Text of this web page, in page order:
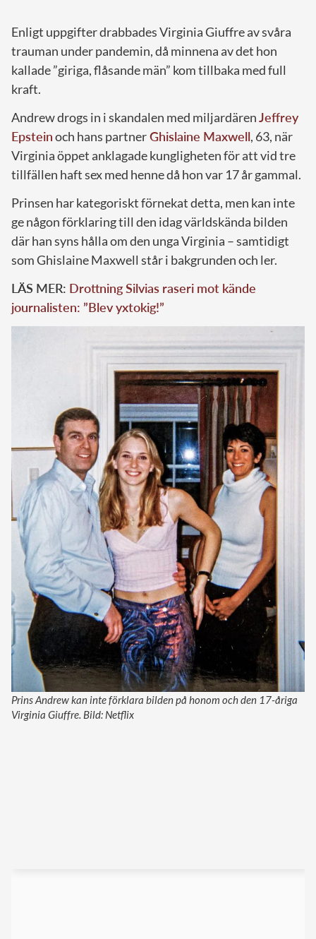
Enligt uppgifter drabbades Virginia Giuffre av svåra
trauman under pandemin, då minnena av det hon
kallade ”giriga, flåsande män” kom tillbaka med full
kraft.
Andrew drogs in i skandalen med miljardärenJeffrey
Epsteinoch hans partnerGhislaine Maxwell, 63, när
Virginia öppet anklagade kungligheten för att vid tre
tillfällen haft sex med henne då hon var 17 år gammal.
Prinsen har kategoriskt förnekat detta, men kan inte
ge någon förklaring till den idag världskända bilden
där han syns hålla om den unga Virginia – samtidigt
som Ghislaine Maxwell står i bakgrunden och ler.
LÄS MER: Drottning Silvias raseri mot kände
journalisten: ”Blev yxtokig!”
Prins Andrew kan inte förklara bilden på honom och den 17-åriga
Virginia Giuffre. Bild: Netflix